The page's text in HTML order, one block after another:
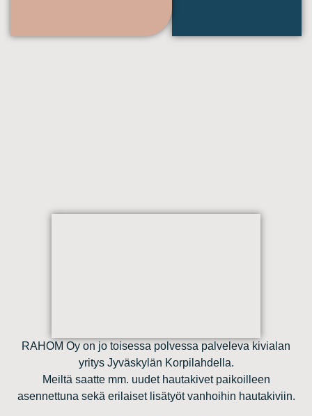
RAHOM Oy on jo toisessa polvessa palveleva kivialan
yritys Jyväskylän Korpilahdella.
Meiltä saatte mm. uudet hautakivet paikoilleen
asennettuna sekä erilaiset lisätyöt vanhoihin hautakiviin.